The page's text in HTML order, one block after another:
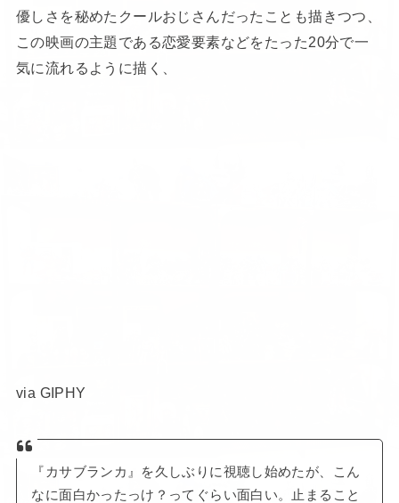
優しさを秘めたクールおじさんだったことも描きつつ、
この映画の主題である恋愛要素などをたった20分で一
気に流れるように描く、
via GIPHY
『カサブランカ』を久しぶりに視聴し始めたが、こん
なに面白かったっけ？ってぐらい面白い。止まること